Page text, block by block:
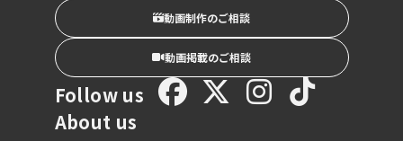
動画制作のご相談
動画掲載のご相談
Follow us
About us